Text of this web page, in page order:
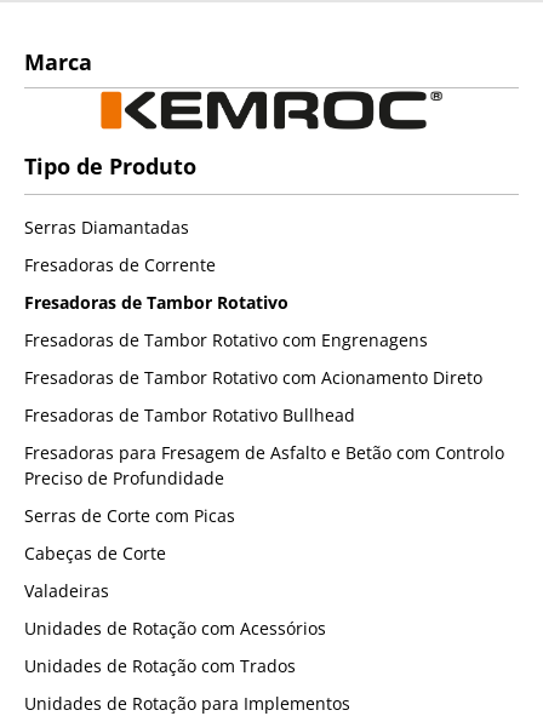
Marca
Tipo de Produto
Serras Diamantadas
Fresadoras de Corrente
Fresadoras de Tambor Rotativo
Fresadoras de Tambor Rotativo com Engrenagens
Fresadoras de Tambor Rotativo com Acionamento Direto
Fresadoras de Tambor Rotativo Bullhead
Fresadoras para Fresagem de Asfalto e Betão com Controlo
Preciso de Profundidade
Serras de Corte com Picas
Cabeças de Corte
Valadeiras
Unidades de Rotação com Acessórios
Unidades de Rotação com Trados
Unidades de Rotação para Implementos